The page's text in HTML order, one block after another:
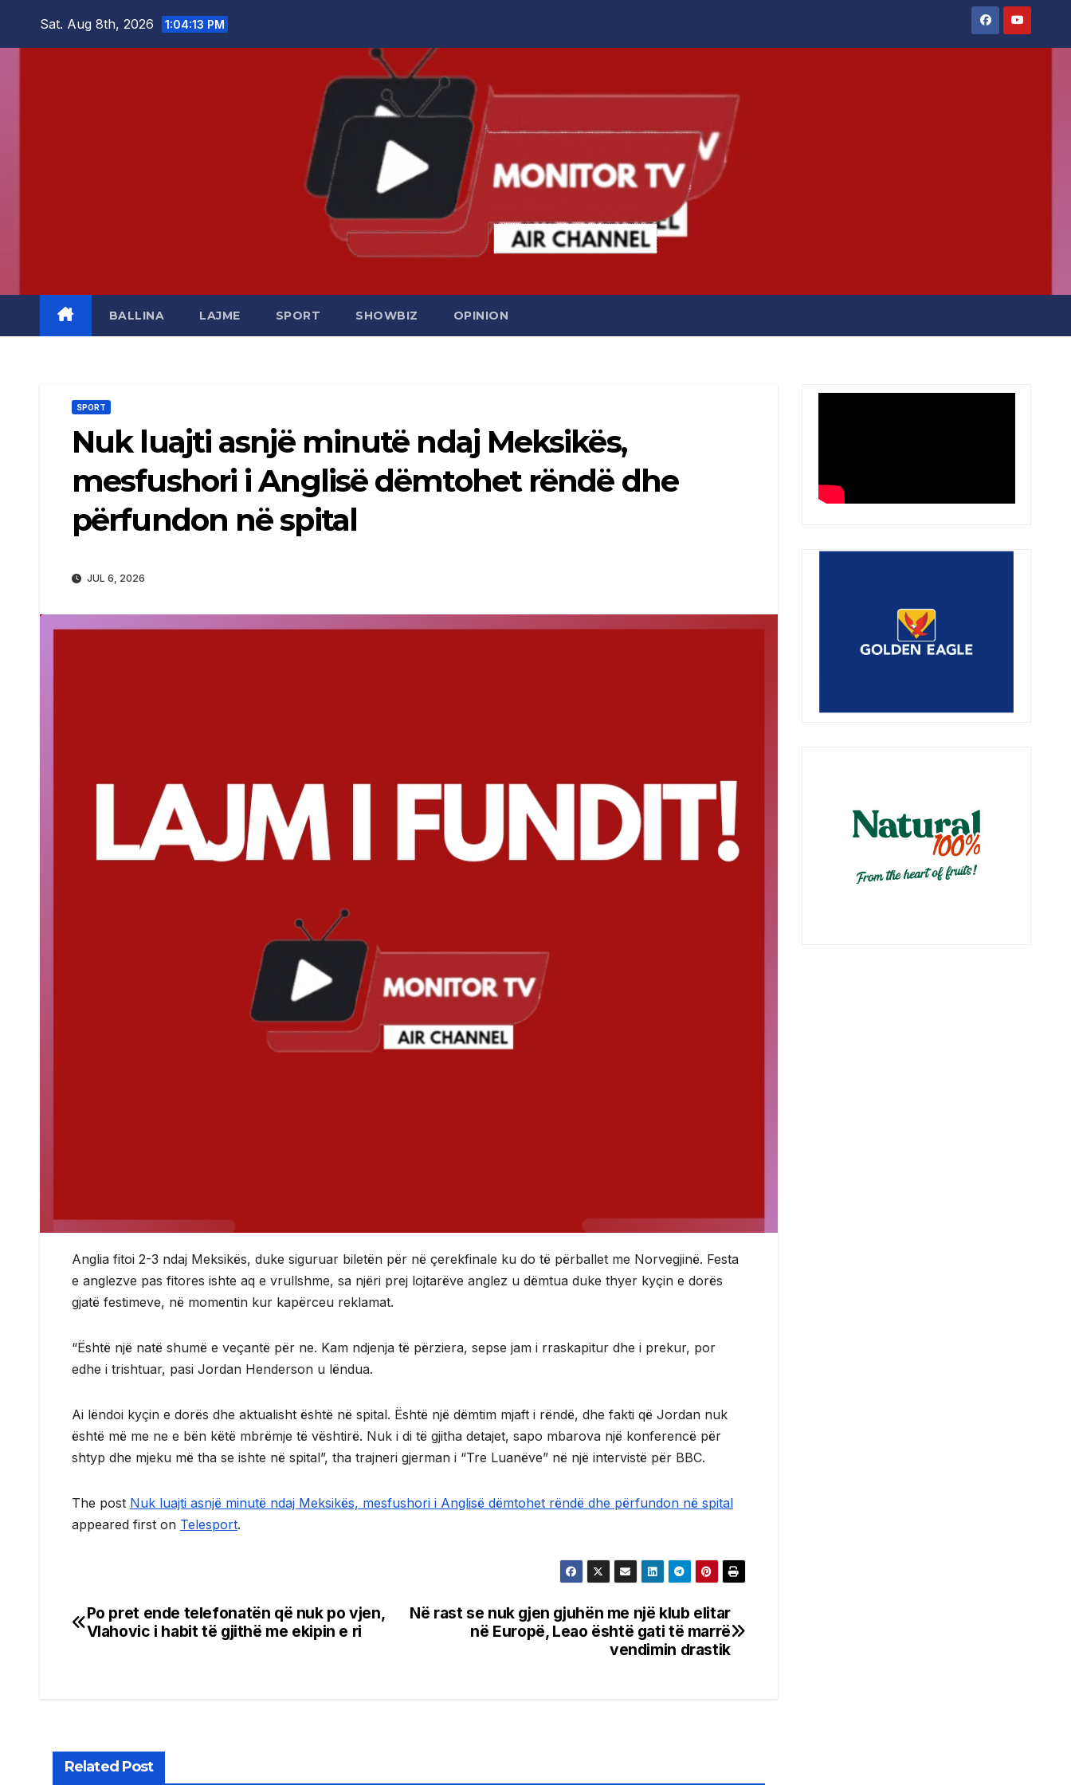
Sat. Aug 8th, 2026 1:04:13 PM
BALLINA LAJME SPORT SHOWBIZ OPINION
SPORT
Nuk luajti asnjë minutë ndaj Meksikës,
mesfushori i Anglisë dëmtohet rëndë dhe
përfundon në spital
JUL 6, 2026
Anglia fitoi 2-3 ndaj Meksikës, duke siguruar biletën për në çerekfinale ku do të përballet me Norvegjinë. Festa
e anglezve pas fitores ishte aq e vrullshme, sa njëri prej lojtarëve anglez u dëmtua duke thyer kyçin e dorës
gjatë festimeve, në momentin kur kapërceu reklamat.
“Është një natë shumë e veçantë për ne. Kam ndjenja të përziera, sepse jam i rraskapitur dhe i prekur, por
edhe i trishtuar, pasi Jordan Henderson u lëndua.
Ai lëndoi kyçin e dorës dhe aktualisht është në spital. Është një dëmtim mjaft i rëndë, dhe fakti që Jordan nuk
është më me ne e bën këtë mbrëmje të vështirë. Nuk i di të gjitha detajet, sapo mbarova një konferencë për
shtyp dhe mjeku më tha se ishte në spital”, tha trajneri gjerman i “Tre Luanëve” në një intervistë për BBC.
The post Nuk luajti asnjë minutë ndaj Meksikës, mesfushori i Anglisë dëmtohet rëndë dhe përfundon në spital
appeared first on Telesport.
Post
Në rast se nuk gjen gjuhën me një klub elitar
në Europë, Leao është gati të marrë
vendimin drastik
Po pret ende telefonatën që nuk po vjen,
Vlahovic i habit të gjithë me ekipin e ri
Related Post